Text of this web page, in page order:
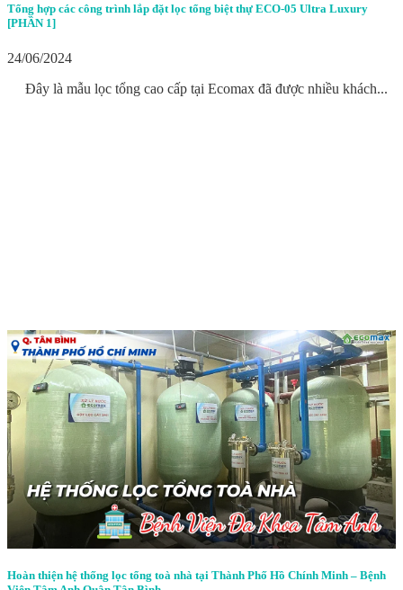
Tổng hợp các công trình lắp đặt lọc tổng biệt thự ECO-05 Ultra Luxury
[PHẦN 1]
24/06/2024
Đây là mẫu lọc tổng cao cấp tại Ecomax đã được nhiều khách...
Hoàn thiện hệ thống lọc tổng toà nhà tại Thành Phố Hồ Chính Minh – Bệnh